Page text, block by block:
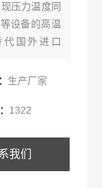
压力温度同
设备的高温
国外进口
生产厂家
1322
我们